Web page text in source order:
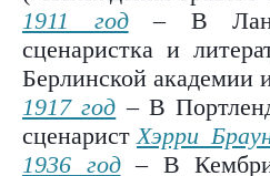
1911 год– В
сценаристка и
Берлинской академии
1917 год – В
сценаристХэрри
1936 год– В